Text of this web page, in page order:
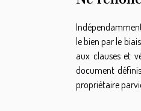
le bien par le
aux clauses et
document
propriétaire